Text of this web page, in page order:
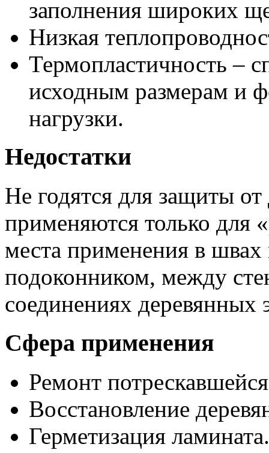
заполнения широких
Низкая
Термопластичность –
исходным размерам и
нагрузки.
Недостатки
Не годятся для защиты
применяются только для
места применения в
подоконником, между
соединениях деревянных
Сфера применения
Ремонт
Восстановление
Герметизация ламината.